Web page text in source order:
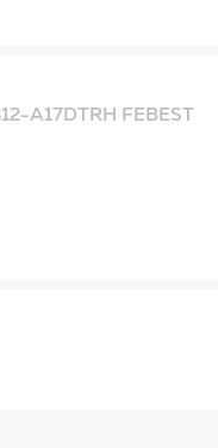
A17DTRH FEBEST